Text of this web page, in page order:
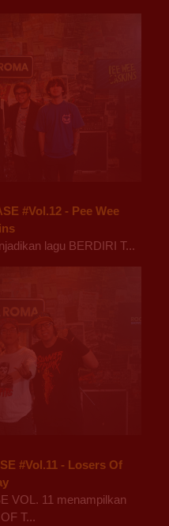
#Vol.12 - Pee Wee
lagu BERDIRI T...
#Vol.11 - Losers Of
VOL. 11 menampilkan
T...